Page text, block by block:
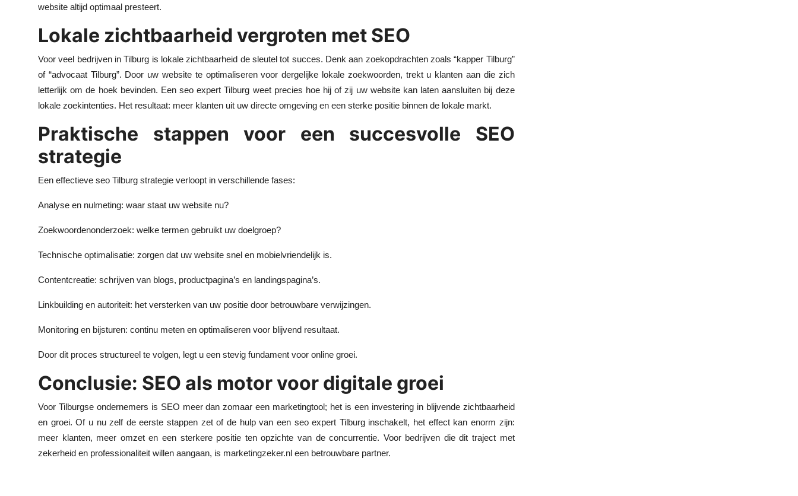
website altijd optimaal presteert.
Lokale zichtbaarheid vergroten met SEO
Voor veel bedrijven in Tilburg is lokale zichtbaarheid de sleutel tot succes. Denk aan zoekopdrachten zoals “kapper Tilburg”
of “advocaat Tilburg”. Door uw website te optimaliseren voor dergelijke lokale zoekwoorden, trekt u klanten aan die zich
letterlijk om de hoek bevinden. Een seo expert Tilburg weet precies hoe hij of zij uw website kan laten aansluiten bij deze
lokale zoekintenties. Het resultaat: meer klanten uit uw directe omgeving en een sterke positie binnen de lokale markt.
Praktische stappen voor een succesvolle SEO
strategie
Een effectieve seo Tilburg strategie verloopt in verschillende fases:
Analyse en nulmeting: waar staat uw website nu?
Zoekwoordenonderzoek: welke termen gebruikt uw doelgroep?
Technische optimalisatie: zorgen dat uw website snel en mobielvriendelijk is.
Contentcreatie: schrijven van blogs, productpagina’s en landingspagina’s.
Linkbuilding en autoriteit: het versterken van uw positie door betrouwbare verwijzingen.
Monitoring en bijsturen: continu meten en optimaliseren voor blijvend resultaat.
Door dit proces structureel te volgen, legt u een stevig fundament voor online groei.
Conclusie: SEO als motor voor digitale groei
Voor Tilburgse ondernemers is SEO meer dan zomaar een marketingtool; het is een investering in blijvende zichtbaarheid
en groei. Of u nu zelf de eerste stappen zet of de hulp van een seo expert Tilburg inschakelt, het effect kan enorm zijn:
meer klanten, meer omzet en een sterkere positie ten opzichte van de concurrentie. Voor bedrijven die dit traject met
zekerheid en professionaliteit willen aangaan, is marketingzeker.nl een betrouwbare partner.